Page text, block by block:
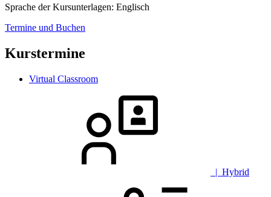
Sprache der Kursunterlagen: Englisch
Termine und Buchen
Kurstermine
Virtual Classroom
| Hybrid